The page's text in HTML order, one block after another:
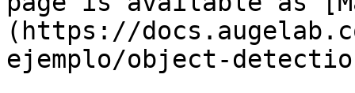
(https://
ejemplo/object-